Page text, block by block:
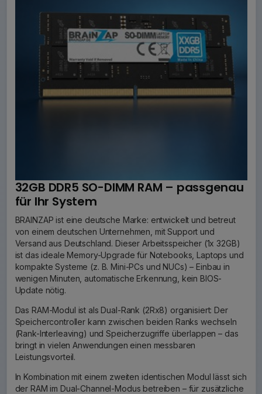
32GB DDR5 SO-DIMM RAM – passgenau
für Ihr System
BRAINZAP ist eine deutsche Marke: entwickelt und betreut
von einem deutschen Unternehmen, mit Support und
Versand aus Deutschland. Dieser Arbeitsspeicher (1x 32GB)
ist das ideale Memory-Upgrade für Notebooks, Laptops und
kompakte Systeme (z. B. Mini-PCs und NUCs) – Einbau in
wenigen Minuten, automatische Erkennung, kein BIOS-
Update nötig.
Das RAM-Modul ist als Dual-Rank (2Rx8) organisiert: Der
Speichercontroller kann zwischen beiden Ranks wechseln
(Rank-Interleaving) und Speicherzugriffe überlappen – das
bringt in vielen Anwendungen einen messbaren
Leistungsvorteil.
In Kombination mit einem zweiten identischen Modul lässt sich
der RAM im Dual-Channel-Modus betreiben – für zusätzliche